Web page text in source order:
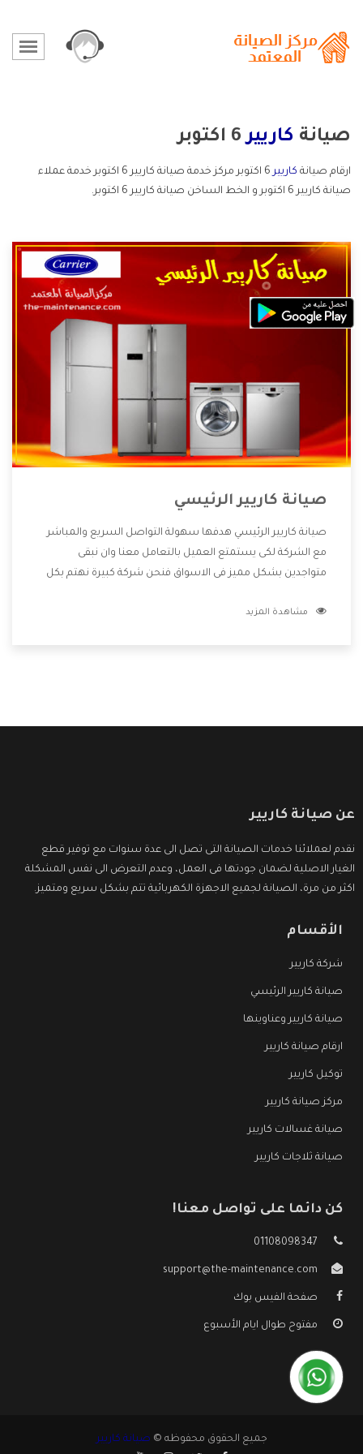
صيانة كاريير6 اكتوبر
ارقام صيانة كاريير
6 اكتوبر مركز خدمة صيانة كاريير 6 اكتوبر خدمة عملاء
صيانة كاريير 6 اكتوبر و الخط الساخن صيانة كاريير 6 اكتوبر.
صيانة كاريير الرئيسي
صيانة كاريير الرئيسي هدفها سهولة التواصل السريع والمباشر
مع الشركة لكى يستمتع العميل بالتعامل معنا وان نبقى
متواجدين بشكل مميز فى الاسواق فنحن شركة كبيرة نهتم بكل
الشركة بها والتى تكون منها خدمة الصيانة التى تكون من أهم
مشاهدة المزيد
عن صيانة كاريير
نقدم لعملائنا خدمات الصيانة التى تصل الى عدة سنوات مع توفير قطع
الغيار الاصلية لضمان جودتها فى العمل، وعدم التعرض الى نفس المشكلة
اكثر من مرة، الصيانة لجميع الاجهزة الكهربائية تتم بشكل سريع ومتميز.
الأقسام
شركة كاريير
صيانة كاريير الرئيسي
صيانة كاريير وعناوينها
ارقام صيانة كاريير
توكيل كاريير
مركز صيانة كاريير
صيانة غسالات كاريير
صيانة ثلاجات كاريير
كن دائما على تواصل معنا!
01108098347
support@the-maintenance.com
صفحة الفيس بوك
مفتوح طوال ايام الأسبوع
جميع الحقوق محفوظه © صيانة كاريير